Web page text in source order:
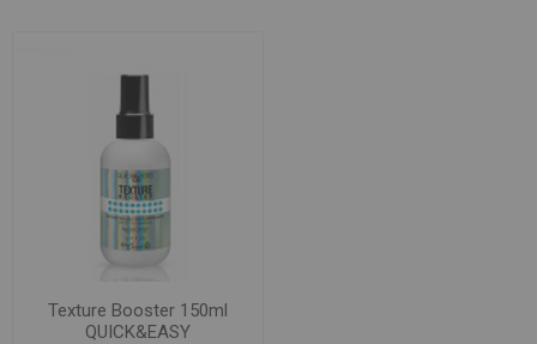
Texture Booster 150ml
QUICK&EASY